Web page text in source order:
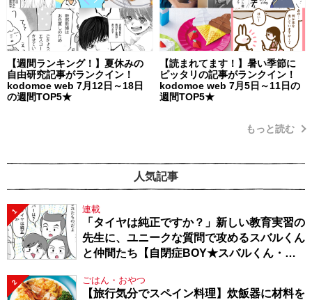
【週間ランキング！】夏休みの
自由研究記事がランクイン！
kodomoe web 7月12日～18日
の週間TOP5★
【読まれてます！】暑い季節に
ピッタリの記事がランクイン！
kodomoe web 7月5日～11日の
週間TOP5★
もっと読む
人気記事
1 連載
「タイヤは純正ですか？」新しい教育実習の
先生に、ユニークな質問で攻めるスバルくん
と仲間たち【自閉症BOY★スバルくん・
2 ごはん・おやつ
【旅行気分でスペイン料理】炊飯器に材料を